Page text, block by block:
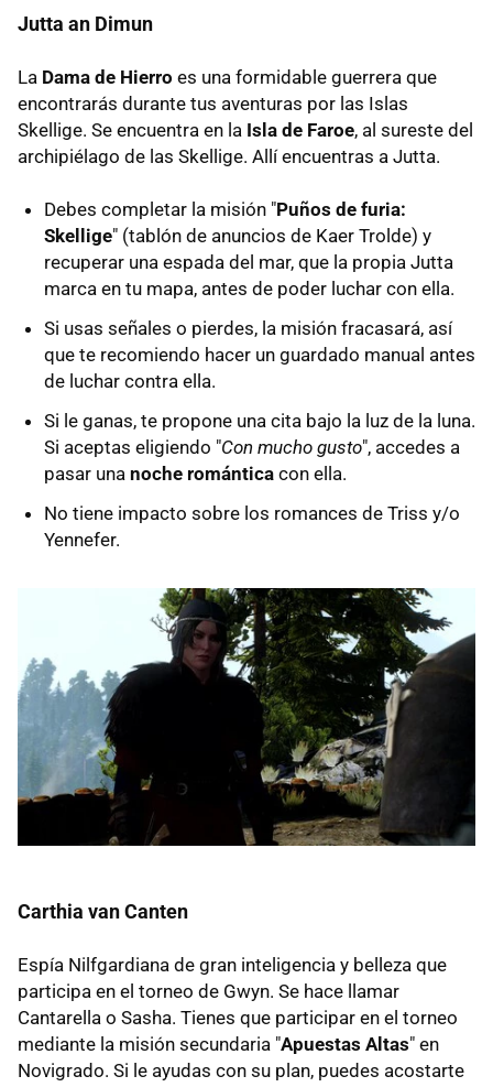
Jutta an Dimun
La Dama de Hierro es una formidable guerrera que
encontrarás durante tus aventuras por las Islas
Skellige. Se encuentra en la Isla de Faroe, al sureste del
archipiélago de las Skellige. Allí encuentras a Jutta.
Debes completar la misión "Puños de furia:
Skellige" (tablón de anuncios de Kaer Trolde) y
recuperar una espada del mar, que la propia Jutta
marca en tu mapa, antes de poder luchar con ella.
Si usas señales o pierdes, la misión fracasará, así
que te recomiendo hacer un guardado manual antes
de luchar contra ella.
Si le ganas, te propone una cita bajo la luz de la luna.
Si aceptas eligiendo "Con mucho gusto", accedes a
pasar una noche romántica con ella.
No tiene impacto sobre los romances de Triss y/o
Yennefer.
Carthia van Canten
Espía Nilfgardiana de gran inteligencia y belleza que
participa en el torneo de Gwyn. Se hace llamar
Cantarella o Sasha. Tienes que participar en el torneo
mediante la misión secundaria "Apuestas Altas" en
Novigrado. Si le ayudas con su plan, puedes acostarte